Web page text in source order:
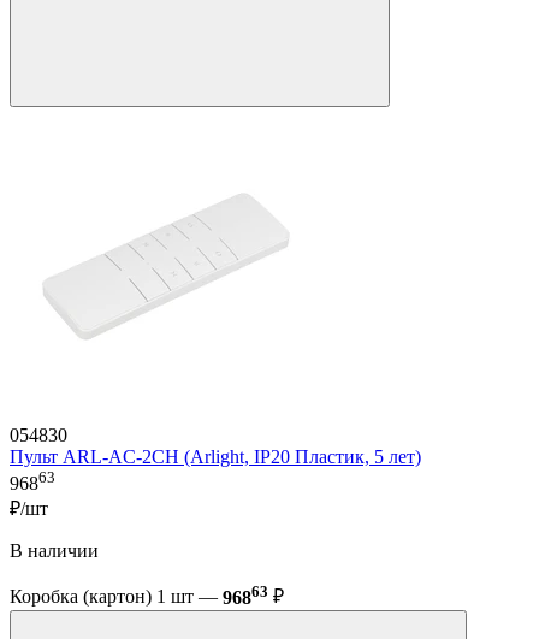
054830
Пульт ARL-AC-2CH (Arlight, IP20 Пластик, 5 лет)
96863
₽/шт
В наличии
Коробка (картон) 1 шт — 96863 ₽